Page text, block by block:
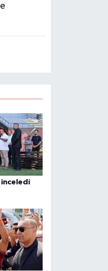
inceledi